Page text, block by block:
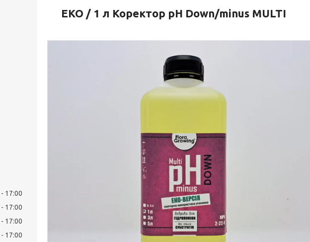
ЕКО / 1 л Коректор pH Down/minus MULTI
17:00
17:00
17:00
17:00